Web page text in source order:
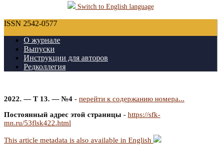
Switch to English language
ISSN 2542-0577
О журнале
Выпуски
Инструкции для авторов
Редколлегия
2022. — Т 13. — №4 - перейти к содержанию номера...
Постоянный адрес этой страницы - https://sfk-
mn.ru/53flsk422.html
This article metadata is also available in English